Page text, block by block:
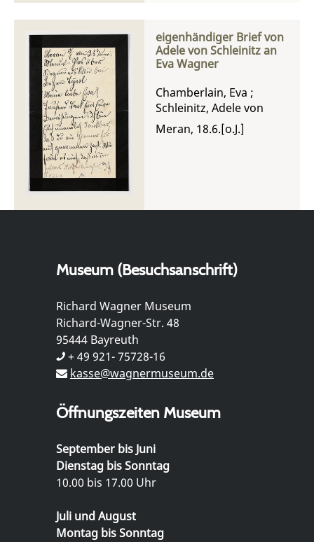
eigenhändiger Brief von
Adele von Schleinitz an
Eva Wagner
Chamberlain, Eva ;
Schleinitz, Adele von
Meran, 18.6.[o.J.]
Museum (Besuchsanschrift)
Richard Wagner Museum
Richard-Wagner-Str. 48
95444 Bayreuth
+ 49 921- 75728-16
kasse@wagnermuseum.de
Öffnungszeiten Museum
September bis Juni
Dienstag bis Sonntag
10.00 bis 17.00 Uhr
Juli und August
Montag bis Sonntag